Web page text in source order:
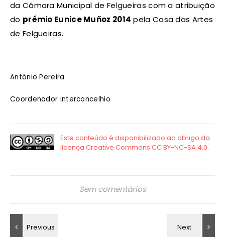
da Câmara Municipal de Felgueiras com a atribuição
do prémio Eunice Muñoz 2014 pela Casa das Artes
de Felgueiras.
António Pereira
Coordenador interconcelhio
Sem comentários